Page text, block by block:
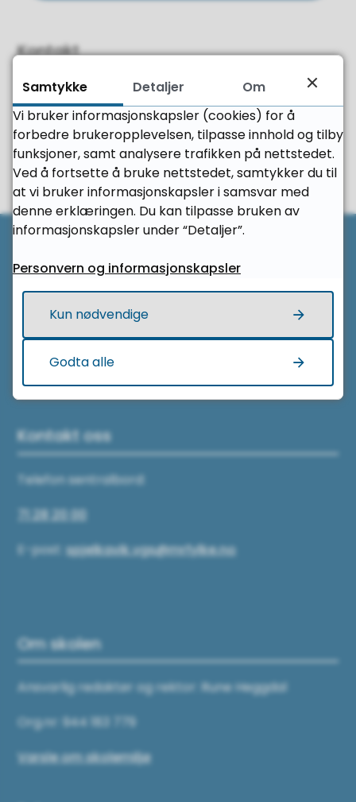
Kontakt
Fant du det du leter etter?
Ja
Nei
Her finner du oss
Spjelkavik vidaregåande skole
Nedre Langhaugen 32
Kontakt oss
Telefon sentralbord:
71 28 20 00
E-post:spjelkavik.vgs@mrfylke.no
Om skolen
Ansvarlig redaktør og rektor: Rune Heggdal
Org.nr: 944 183 779
Varsle om skolemiljø
Til
Samtykke Detaljer
Om
Vi bruker informasjonskapsler (cookies) for å
forbedre brukeropplevelsen, tilpasse innhold og tilby
funksjoner, samt analysere trafikken på nettstedet.
Ved å fortsette å bruke nettstedet, samtykker du til
at vi bruker informasjonskapsler i samsvar med
denne erklæringen. Du kan tilpasse bruken av
informasjonskapsler under “Detaljer”.
Personvern og informasjonskapsler
Kun nødvendige
Godta alle